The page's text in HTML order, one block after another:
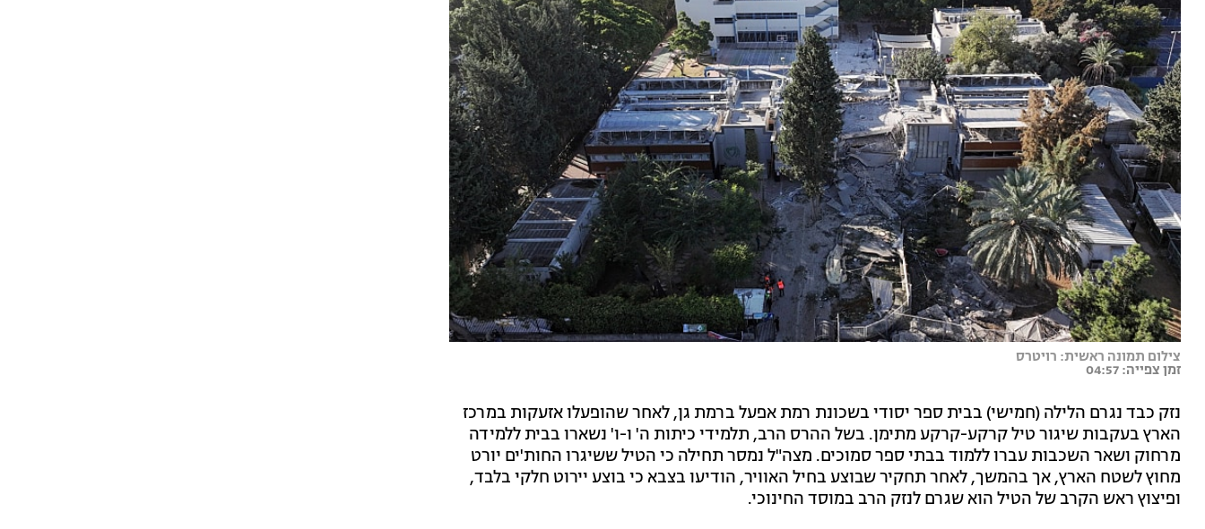
צילום תמונה ראשית: רויטרס
זמן צפייה: 04:57
נזק כבד נגרם הלילה (חמישי) בבית ספר יסודי בשכונת רמת אפעל ברמת גן, לאחר שהופעלו אזעקות במרכז
הארץ בעקבות שיגור טיל קרקע-קרקע מתימן. בשל ההרס הרב, תלמידי כיתות ה' ו-ו' נשארו בבית ללמידה
מרחוק ושאר השכבות עברו ללמוד בבתי ספר סמוכים. מצה"ל נמסר תחילה כי הטיל ששיגרו החות'ים יורט
מחוץ לשטח הארץ, אך בהמשך, לאחר תחקיר שבוצע בחיל האוויר, הודיעו בצבא כי בוצע יירוט חלקי בלבד,
ופיצוץ ראש הקרב של הטיל הוא שגרם לנזק הרב במוסד החינוכי.